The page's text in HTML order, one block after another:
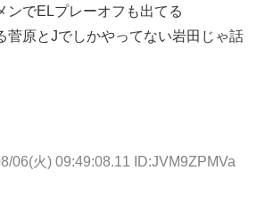
ンでELプレーオフも出てる
菅原とJでしかやってない岩田じゃ話
06(火) 09:49:08.11 ID:JVM9ZPMVa